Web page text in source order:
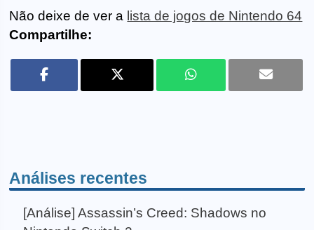
Não deixe de ver a lista de jogos de Nintendo 64
Compartilhe:
Análises recentes
[Análise] Assassin’s Creed: Shadows no